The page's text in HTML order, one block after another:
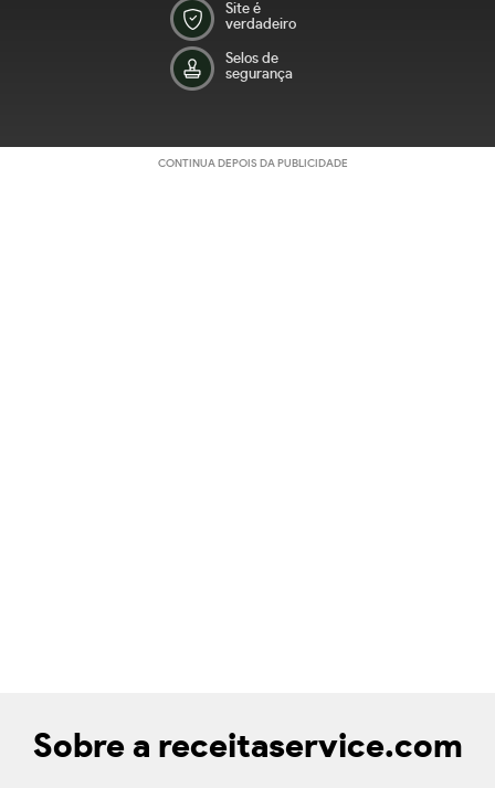
Site é
verdadeiro
Selos de
segurança
CONTINUA DEPOIS DA PUBLICIDADE
Sobre a receitaservice.com